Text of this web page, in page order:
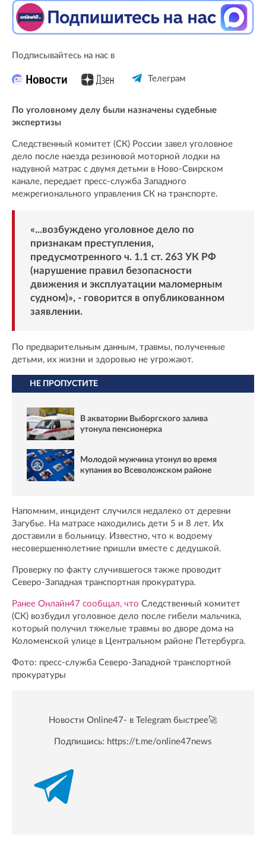
Подписывайтесь на нас в
Телеграм
По уголовному делу были назначены судебные
экспертизы
Следственный комитет (СК) России завел уголовное
дело после наезда резиновой моторной лодки на
надувной матрас с двумя детьми в Ново-Свирском
канале, передает пресс-служба Западного
межрегионального управления СК на транспорте.
«...возбуждено уголовное дело по
признакам преступления,
предусмотренного ч. 1.1 ст. 263 УК РФ
(нарушение правил безопасности
движения и эксплуатации маломерным
судном)», - говорится в опубликованном
заявлении.
По предварительным данным, травмы, полученные
детьми, их жизни и здоровью не угрожают.
НЕ ПРОПУСТИТЕ
В акватории Выборгского залива
утонула пенсионерка
Молодой мужчина утонул во время
купания во Всеволожском районе
Напомним, инцидент случился недалеко от деревни
Загубье. На матрасе находились дети 5 и 8 лет. Их
доставили в больницу. Известно, что к водоему
несовершеннолетние пришли вместе с дедушкой.
Проверку по факту случившегося также проводит
Северо-Западная транспортная прокуратура.
Ранее Онлайн47 сообщал, что Следственный комитет
(СК) возбудил уголовное дело после гибели мальчика,
который получил тяжелые травмы во дворе дома на
Коломенской улице в Центральном районе Петербурга.
Фото: пресс-служба Северо-Западной транспортной
прокуратуры
Новости Online47- в Telegram быстрее🚀
Подпишись: https://t.me/online47news